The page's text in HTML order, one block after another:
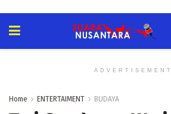
ADVERTISEMENT
Home ENTERTAIMENT BUDAYA